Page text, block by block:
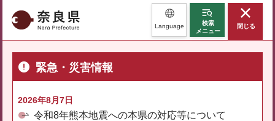
奈良県 Language
検索
メニュー
閉じる
緊急・災害情報
2026年8月7日
令和8年熊本地震への本県の対応等について